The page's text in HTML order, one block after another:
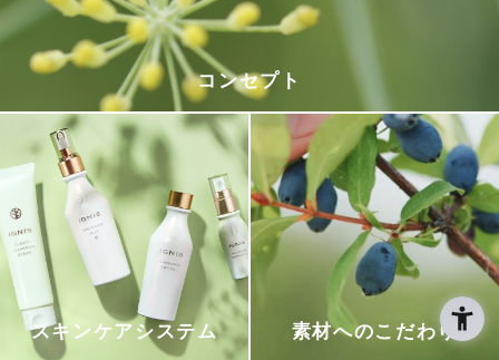
コンセプト
スキンケアシステム 素材へのこだわり